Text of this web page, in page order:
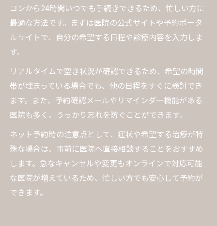
コンから24時間いつでも手続きできるため、忙しい方に
最適な方法です。まずは医院の公式サイトや予約ポータ
ルサイトで、自分の希望する日程や診療内容を入力しま
す。
リアルタイムで空き状況が確認できるため、希望の時間
帯が埋まっている場合でも、他の日程をすぐに検討でき
ます。また、予約確認メールやリマインダー機能がある
医院も多く、うっかり忘れを防ぐことができます。
ネット予約時の注意点として、症状や希望する治療が特
殊な場合は、事前に医院へ直接相談することをおすすめ
します。急なキャンセルや変更もオンラインで対応可能
な医院が増えているため、忙しい方でも安心して予約が
できます。